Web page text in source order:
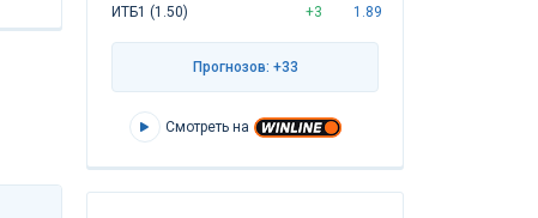
ИТБ1 (1.50)
+3 1.89
Прогнозов: +33
Смотреть на